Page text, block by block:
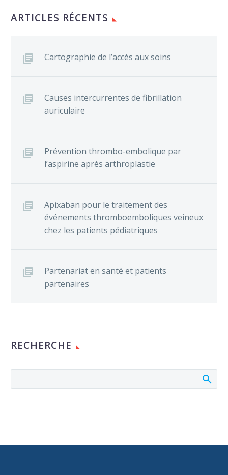
ARTICLES RÉCENTS
Cartographie de l’accès aux soins
Causes intercurrentes de fibrillation
auriculaire
Prévention thrombo-embolique par
l’aspirine après arthroplastie
Apixaban pour le traitement des
événements thromboemboliques veineux
chez les patients pédiatriques
Partenariat en santé et patients
partenaires
RECHERCHE